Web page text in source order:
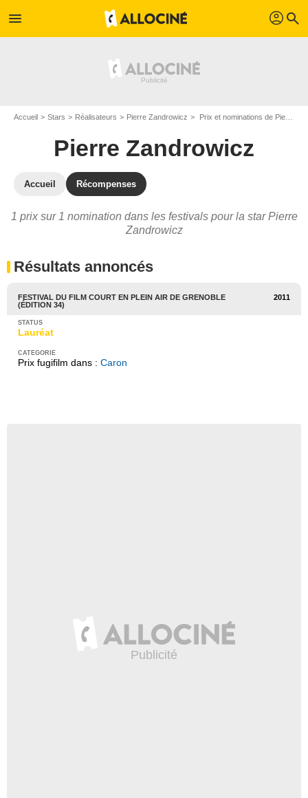
menu profil search
Accueil Stars Réalisateurs Pierre Zandrowicz Prix et nominations de Pierre Zandrowicz
Pierre Zandrowicz
Accueil Récompenses
1 prix sur 1 nomination dans les festivals pour la star Pierre
Zandrowicz
Résultats annoncés
FESTIVAL DU FILM COURT EN PLEIN AIR DE GRENOBLE
(ÉDITION 34)
2011
Lauréat
Prix fugifilm dans : Caron